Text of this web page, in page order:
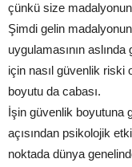
çünkü size
Şimdi gelin
uygulamasının
için nasıl güvenlik riski
boyutu da cabası.
İşin güvenlik boyutuna
açısından psikolojik
noktada dünya